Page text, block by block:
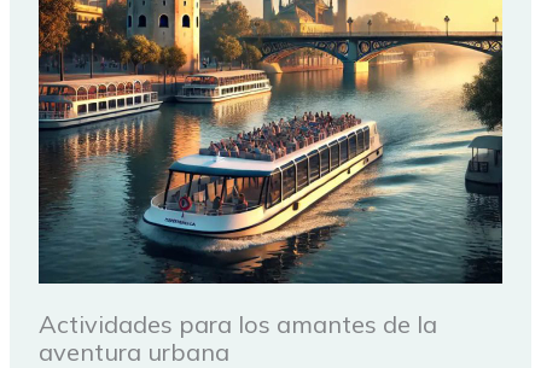
Actividades para los amantes de la
aventura urbana